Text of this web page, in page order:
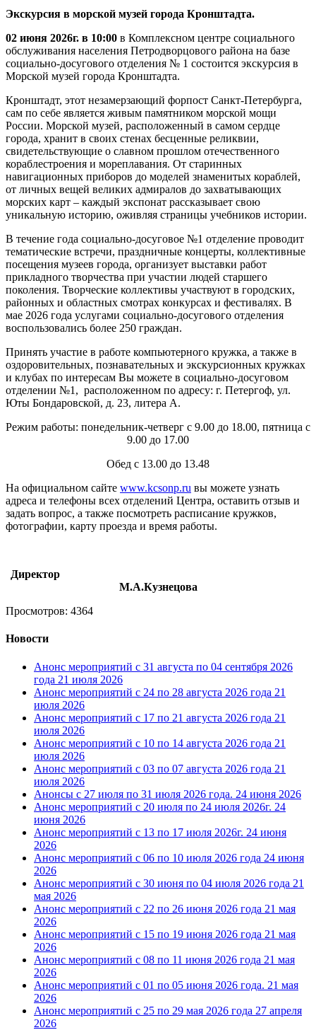
Экскурсия в морской музей города Кронштадта.
02 июня 2026г. в 10:00 в Комплексном центре социального
обслуживания населения Петродворцового района на базе
социально-досугового отделения № 1 состоится экскурсия в
Морской музей города Кронштадта.
Кронштадт, этот незамерзающий форпост Санкт-Петербурга,
сам по себе является живым памятником морской мощи
России. Морской музей, расположенный в самом сердце
города, хранит в своих стенах бесценные реликвии,
свидетельствующие о славном прошлом отечественного
кораблестроения и мореплавания. От старинных
навигационных приборов до моделей знаменитых кораблей,
от личных вещей великих адмиралов до захватывающих
морских карт – каждый экспонат рассказывает свою
уникальную историю, оживляя страницы учебников истории.
В течение года социально-досуговое №1 отделение проводит
тематические встречи, праздничные концерты, коллективные
посещения музеев города, организует выставки работ
прикладного творчества при участии людей старшего
поколения. Творческие коллективы участвуют в городских,
районных и областных смотрах конкурсах и фестивалях. В
мае 2026 года услугами социально-досугового отделения
воспользовались более 250 граждан.
Принять участие в работе компьютерного кружка, а также в
оздоровительных, познавательных и экскурсионных кружках
и клубах по интересам Вы можете в социально-досуговом
отделении №1, расположенном по адресу: г. Петергоф, ул.
Юты Бондаровской, д. 23, литера А.
Режим работы: понедельник-четверг с 9.00 до 18.00, пятница с
9.00 до 17.00
Обед с 13.00 до 13.48
На официальном сайте www.kcsonp.ru вы можете узнать
адреса и телефоны всех отделений Центра, оставить отзыв и
задать вопрос, а также посмотреть расписание кружков,
фотографии, карту проезда и время работы.
Директор
М.А.Кузнецова
Просмотров: 4364
Новости
Анонс мероприятий с 31 августа по 04 сентября 2026
года 21 июля 2026
Анонс мероприятий с 24 по 28 августа 2026 года 21
июля 2026
Анонс мероприятий с 17 по 21 августа 2026 года 21
июля 2026
Анонс мероприятий с 10 по 14 августа 2026 года 21
июля 2026
Анонс мероприятий с 03 по 07 августа 2026 года 21
июля 2026
Анонсы с 27 июля по 31 июля 2026 года. 24 июня 2026
Анонс мероприятий с 20 июля по 24 июля 2026г. 24
июня 2026
Анонс мероприятий с 13 по 17 июля 2026г. 24 июня
2026
Анонс мероприятий с 06 по 10 июля 2026 года 24 июня
2026
Анонс мероприятий с 30 июня по 04 июля 2026 года 21
мая 2026
Анонс мероприятий с 22 по 26 июня 2026 года 21 мая
2026
Анонс мероприятий с 15 по 19 июня 2026 года 21 мая
2026
Анонс мероприятий с 08 по 11 июня 2026 года 21 мая
2026
Анонс мероприятий с 01 по 05 июня 2026 года. 21 мая
2026
Анонс мероприятий с 25 по 29 мая 2026 года 27 апреля
2026